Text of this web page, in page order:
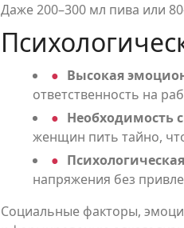
Даже 200–300 мл пива или
Высокая
ответственность на
Необходимость
женщин пить тайно,
напряжения без
Социальные факторы,